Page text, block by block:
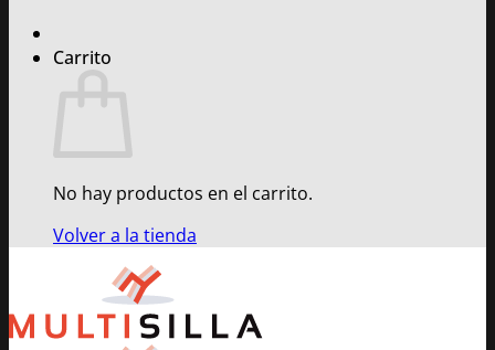
Carrito
No hay productos en el carrito.
Volver a la tienda